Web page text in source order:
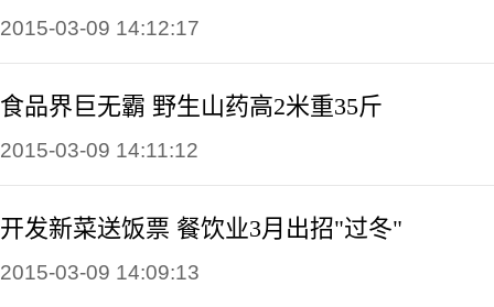
2015-03-09 14:12:17
食品界巨无霸 野生山药高2米重35斤
2015-03-09 14:11:12
开发新菜送饭票 餐饮业3月出招"过冬"
2015-03-09 14:09:13